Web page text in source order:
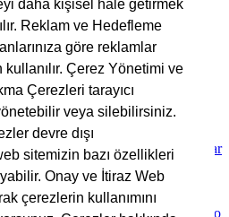
daha kişisel hale getirmek
Reklam ve Hedefleme
göre reklamlar
Çerez Yönetimi ve
Çerezleri tarayıcı
veya silebilirsiniz.
devre dışı
sitemizin bazı özellikleri
Onay ve İtiraz Web
çerezlerin kullanımını
Tüm Hakları Saklıdır. Site
yasaktır.
Blog YazılarıSıkça Sorulan Sorular
Üyelik SözleşmesiÖdeme
SözleşmesiGizlilik Sözleşmesi Kargo